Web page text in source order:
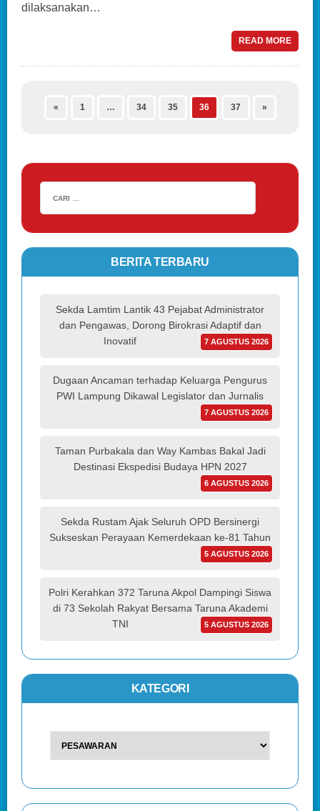
dilaksanakan…
READ MORE
« 1 … 34 35 36 37 »
BERITA TERBARU
Sekda Lamtim Lantik 43 Pejabat Administrator
dan Pengawas, Dorong Birokrasi Adaptif dan
Inovatif
7 AGUSTUS 2026
Dugaan Ancaman terhadap Keluarga Pengurus
PWI Lampung Dikawal Legislator dan Jurnalis
7 AGUSTUS 2026
Taman Purbakala dan Way Kambas Bakal Jadi
Destinasi Ekspedisi Budaya HPN 2027
6 AGUSTUS 2026
Sekda Rustam Ajak Seluruh OPD Bersinergi
Sukseskan Perayaan Kemerdekaan ke-81 Tahun
5 AGUSTUS 2026
Polri Kerahkan 372 Taruna Akpol Dampingi Siswa
di 73 Sekolah Rakyat Bersama Taruna Akademi
TNI
5 AGUSTUS 2026
KATEGORI